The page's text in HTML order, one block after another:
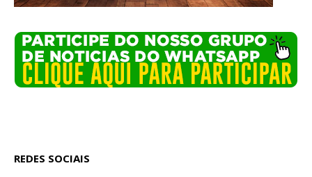
REDES SOCIAIS